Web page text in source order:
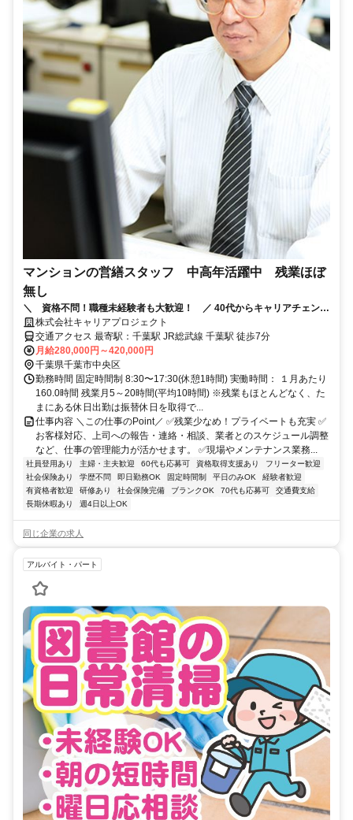
マンションの営繕スタッフ 中高年活躍中 残業ほぼ
無し
＼ 資格不問！職種未経験者も大歓迎！ ／ 40代からキャリアチェンジ
して活躍している先輩もいます！ 残業ほぼなし！家族との時間も大切
に。
株式会社キャリアプロジェクト
交通アクセス 最寄駅：千葉駅 JR総武線 千葉駅 徒歩7分
月給280,000円～420,000円
千葉県千葉市中央区
勤務時間 固定時間制 8:30〜17:30(休憩1時間) 実働時間： １月あたり
160.0時間 残業月5～20時間(平均10時間) ※残業もほとんどなく、た
まにある休日出勤は振替休日を取得で...
仕事内容 ＼この仕事のPoint／ ✅️残業少なめ！プライベートも充実 ✅️
お客様対応、上司への報告・連絡・相談、業者とのスケジュール調整
など、仕事の管理能力が活かせます。 ✅️現場やメンテナンス業務...
社員登用あり 主婦・主夫歓迎 60代も応募可 資格取得支援あり
フリーター歓迎
社会保険あり
学歴不問 即日勤務OK 固定時間制 平日のみOK
経験者歓迎
有資格者歓迎
研修あり 社会保険完備 ブランクOK 70代も応募可
交通費支給
長期休暇あり
週4日以上OK
同じ企業の求人
アルバイト・パート